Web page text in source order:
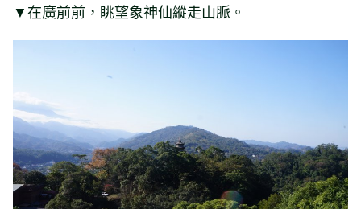
▼在廣前前，眺望象神仙縱走山脈。